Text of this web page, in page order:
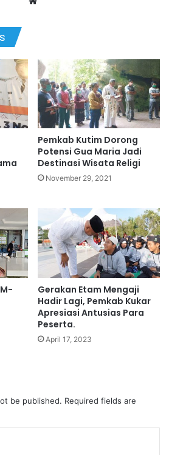
Pemkab Kutim Dorong
Potensi Gua Maria Jadi
Destinasi Wisata Religi
November 29, 2021
Gerakan Etam Mengaji
Hadir Lagi, Pemkab Kukar
Apresiasi Antusias Para
Peserta.
April 17, 2023
be published. Required fields are